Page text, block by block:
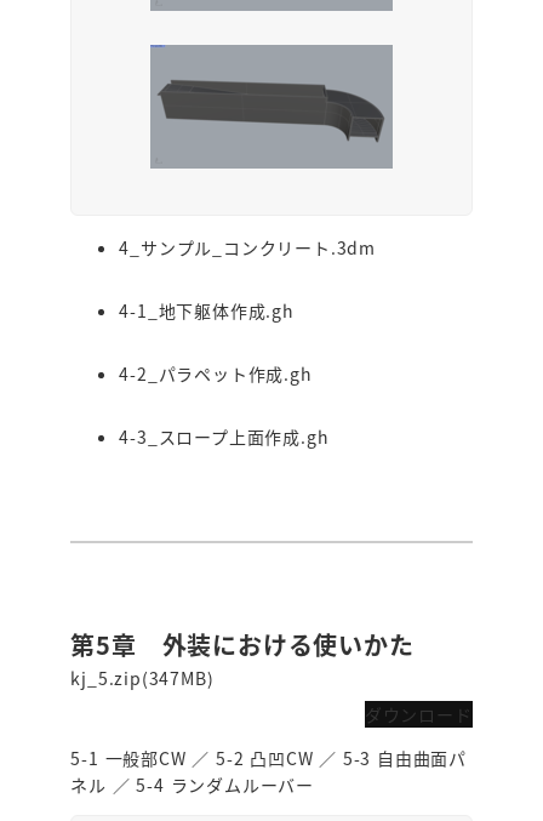
4_サンプル_コンクリート.3dm
4-1_地下躯体作成.gh
4-2_パラペット作成.gh
4-3_スロープ上面作成.gh
第5章 外装における使いかた
kj_5.zip(347MB)
ダウンロード
5-1 一般部CW ／ 5-2 凸凹CW ／ 5-3 自由曲面パ
ネル ／ 5-4 ランダムルーバー